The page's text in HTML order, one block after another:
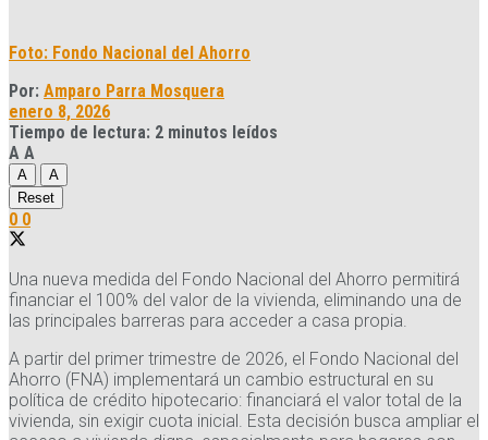
Foto: Fondo Nacional del Ahorro
Por: Amparo Parra Mosquera
enero 8, 2026
Tiempo de lectura: 2 minutos leídos
A A
A
A
Reset
0 0
Una nueva medida del Fondo Nacional del Ahorro permitirá
financiar el 100% del valor de la vivienda, eliminando una de
las principales barreras para acceder a casa propia.
A partir del primer trimestre de 2026, el Fondo Nacional del
Ahorro (FNA) implementará un cambio estructural en su
política de crédito hipotecario: financiará el valor total de la
vivienda, sin exigir cuota inicial. Esta decisión busca ampliar el